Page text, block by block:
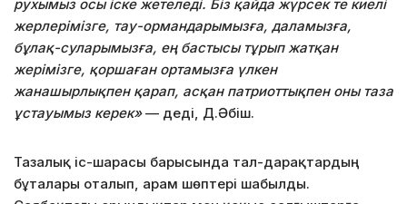
рухымыз осы іске жетеледі. Біз қайда жүрсек те киелі
жерлерімізге, тау-ормандарымызға, даламызға,
бұлақ-суларымызға, ең бастысы тұрып жатқан
жерімізге, қоршаған ортамызға үлкен
жанашырлықпен қарап, асқан патриоттықпен оны таза
ұстауымыз керек»— деді, Д.Әбіш.
Тазалық іс-шарасы барысында тал-дарақтардың
бұталары оталып, арам шөптері шабылды.